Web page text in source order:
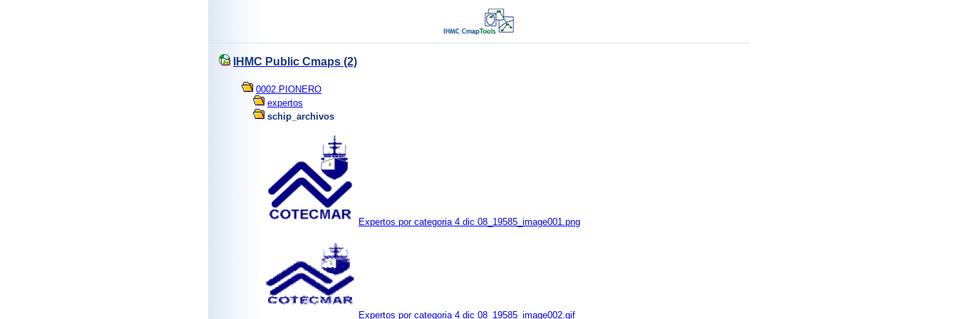
IHMC Public Cmaps (2)
0002.PIONERO
expertos
schip_archivos
Expertos por categoria 4 dic 08_19585_image001.png
Expertos por categoria 4 dic 08_19585_image002.gif